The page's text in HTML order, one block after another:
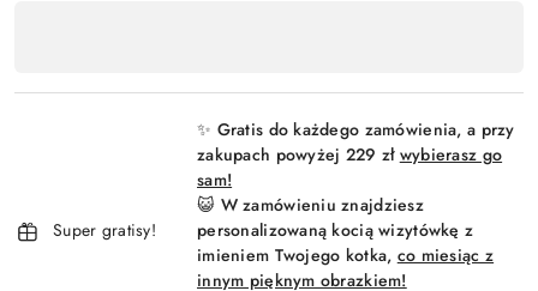
płatność
Super gratisy!
✨ Gratis do każdego zamówienia, a przy
zakupach powyżej 229 zł wybierasz go
sam!
😺 W zamówieniu znajdziesz
personalizowaną kocią wizytówkę z
imieniem Twojego kotka, co miesiąc z
innym pięknym obrazkiem!